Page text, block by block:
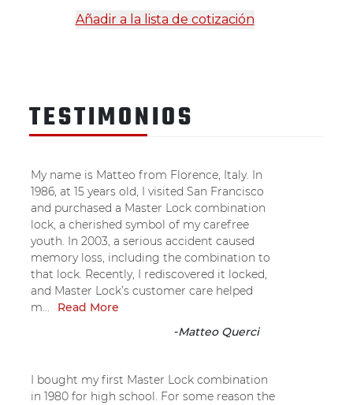
Añadir a la lista de cotización
TESTIMONIOS
My name is Matteo from Florence, Italy. In
1986, at 15 years old, I visited San Francisco
and purchased a Master Lock combination
lock, a cherished symbol of my carefree
youth. In 2003, a serious accident caused
memory loss, including the combination to
that lock. Recently, I rediscovered it locked,
and Master Lock’s customer care helped
m...
Read More
-Matteo Querci
I bought my first Master Lock combination
in 1980 for high school. For some reason the